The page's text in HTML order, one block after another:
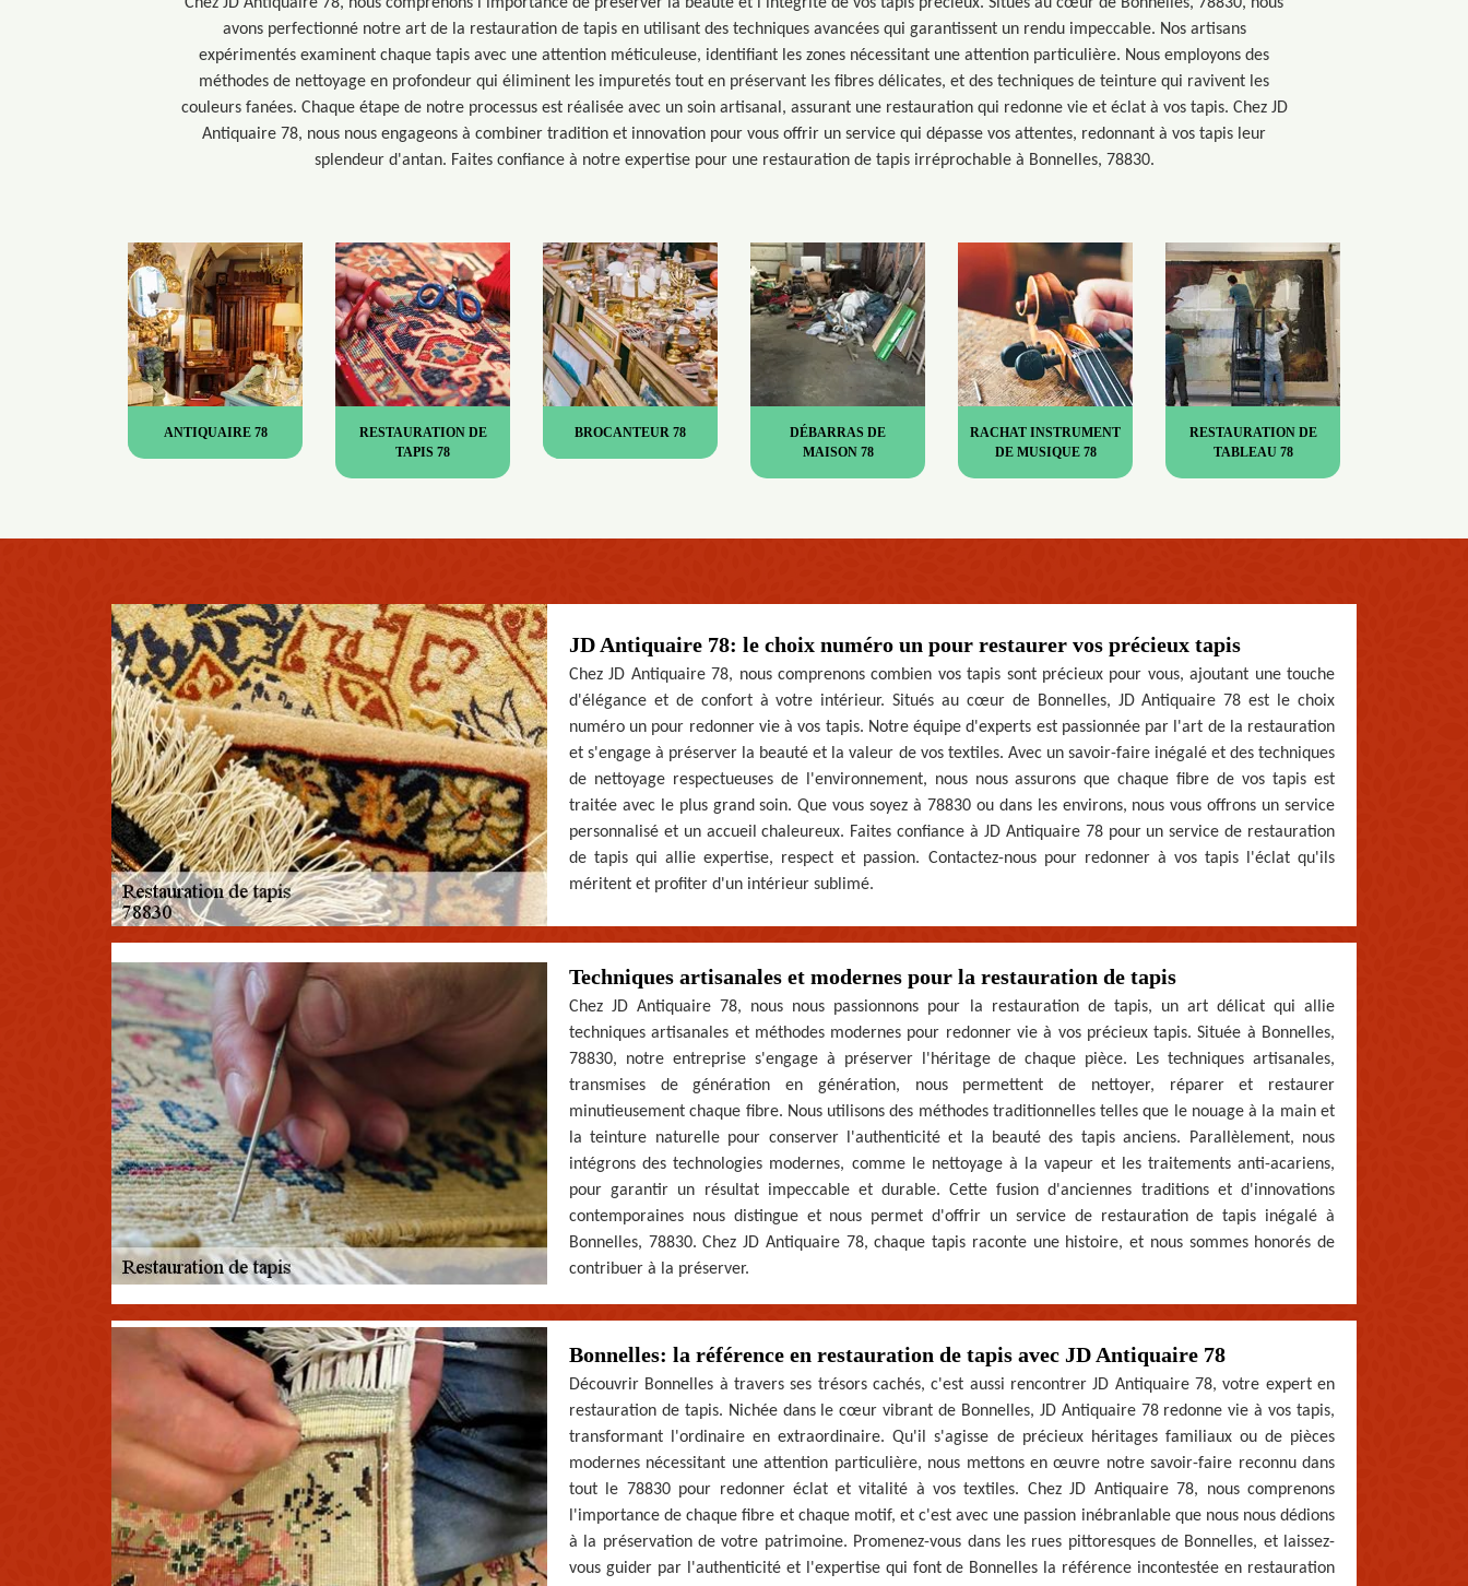
avons perfectionné notre art de la restauration de tapis en utilisant des techniques avancées qui garantissent un rendu impeccable. Nos artisans
expérimentés examinent chaque tapis avec une attention méticuleuse, identifiant les zones nécessitant une attention particulière. Nous employons des
méthodes de nettoyage en profondeur qui éliminent les impuretés tout en préservant les fibres délicates, et des techniques de teinture qui ravivent les
couleurs fanées. Chaque étape de notre processus est réalisée avec un soin artisanal, assurant une restauration qui redonne vie et éclat à vos tapis. Chez JD
Antiquaire 78, nous nous engageons à combiner tradition et innovation pour vous offrir un service qui dépasse vos attentes, redonnant à vos tapis leur
splendeur d'antan. Faites confiance à notre expertise pour une restauration de tapis irréprochable à Bonnelles, 78830.
ANTIQUAIRE 78
RESTAURATION DE
TAPIS 78
BROCANTEUR 78
DÉBARRAS DE
MAISON 78
RACHAT INSTRUMENT
DE MUSIQUE 78
RESTAURATION DE
TABLEAU 78
JD Antiquaire 78: le choix numéro un pour restaurer vos précieux tapis
Chez JD Antiquaire 78, nous comprenons combien vos tapis sont précieux pour vous, ajoutant une touche
d'élégance et de confort à votre intérieur. Situés au cœur de Bonnelles, JD Antiquaire 78 est le choix
numéro un pour redonner vie à vos tapis. Notre équipe d'experts est passionnée par l'art de la restauration
et s'engage à préserver la beauté et la valeur de vos textiles. Avec un savoir-faire inégalé et des techniques
de nettoyage respectueuses de l'environnement, nous nous assurons que chaque fibre de vos tapis est
traitée avec le plus grand soin. Que vous soyez à 78830 ou dans les environs, nous vous offrons un service
personnalisé et un accueil chaleureux. Faites confiance à JD Antiquaire 78 pour un service de restauration
de tapis qui allie expertise, respect et passion. Contactez-nous pour redonner à vos tapis l'éclat qu'ils
méritent et profiter d'un intérieur sublimé.
Techniques artisanales et modernes pour la restauration de tapis
Chez JD Antiquaire 78, nous nous passionnons pour la restauration de tapis, un art délicat qui allie
techniques artisanales et méthodes modernes pour redonner vie à vos précieux tapis. Située à Bonnelles,
78830, notre entreprise s'engage à préserver l'héritage de chaque pièce. Les techniques artisanales,
transmises de génération en génération, nous permettent de nettoyer, réparer et restaurer
minutieusement chaque fibre. Nous utilisons des méthodes traditionnelles telles que le nouage à la main et
la teinture naturelle pour conserver l'authenticité et la beauté des tapis anciens. Parallèlement, nous
intégrons des technologies modernes, comme le nettoyage à la vapeur et les traitements anti-acariens,
pour garantir un résultat impeccable et durable. Cette fusion d'anciennes traditions et d'innovations
contemporaines nous distingue et nous permet d'offrir un service de restauration de tapis inégalé à
Bonnelles, 78830. Chez JD Antiquaire 78, chaque tapis raconte une histoire, et nous sommes honorés de
contribuer à la préserver.
Bonnelles: la référence en restauration de tapis avec JD Antiquaire 78
Découvrir Bonnelles à travers ses trésors cachés, c'est aussi rencontrer JD Antiquaire 78, votre expert en
restauration de tapis. Nichée dans le cœur vibrant de Bonnelles, JD Antiquaire 78 redonne vie à vos tapis,
transformant l'ordinaire en extraordinaire. Qu'il s'agisse de précieux héritages familiaux ou de pièces
modernes nécessitant une attention particulière, nous mettons en œuvre notre savoir-faire reconnu dans
tout le 78830 pour redonner éclat et vitalité à vos textiles. Chez JD Antiquaire 78, nous comprenons
l'importance de chaque fibre et chaque motif, et c'est avec une passion inébranlable que nous nous dédions
à la préservation de votre patrimoine. Promenez-vous dans les rues pittoresques de Bonnelles, et laissez-
vous guider par l'authenticité et l'expertise qui font de Bonnelles la référence incontestée en restauration